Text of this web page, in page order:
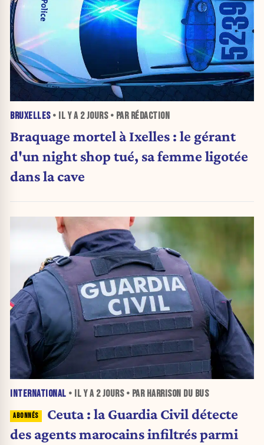
BRUXELLES• IL Y A 2 JOURS• PAR RÉDACTION
Braquage mortel à Ixelles : le gérant
d'un night shop tué, sa femme ligotée
dans la cave
INTERNATIONAL • IL Y A 2 JOURS• PAR HARRISON DU BUS
Ceuta : la Guardia Civil détecte
des agents marocains infiltrés parmi